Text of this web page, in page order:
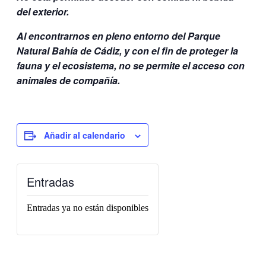
del exterior.
Al encontrarnos en pleno entorno del Parque
Natural Bahía de Cádiz, y con el fin de proteger la
fauna y el ecosistema, no se permite el acceso con
animales de compañía.
Añadir al calendario
Entradas
Entradas ya no están disponibles